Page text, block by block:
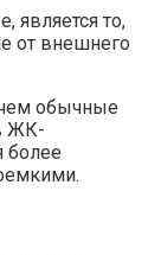
является то,
от внешнего
обычные
ЖК-
более